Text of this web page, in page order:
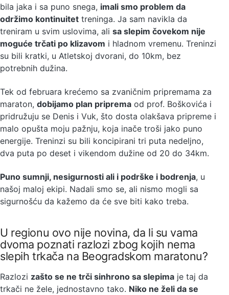
bila jaka i sa puno snega, imali smo problem da
održimo kontinuitet treninga. Ja sam navikla da
treniram u svim uslovima, ali sa slepim čovekom nije
moguće trčati po klizavom i hladnom vremenu. Treninzi
su bili kratki, u Atletskoj dvorani, do 10km, bez
potrebnih dužina.
Tek od februara krećemo sa zvaničnim pripremama za
maraton, dobijamo plan priprema od prof. Boškovića i
pridružuju se Denis i Vuk, što dosta olakšava pripreme i
malo opušta moju pažnju, koja inače troši jako puno
energije. Treninzi su bili koncipirani tri puta nedeljno,
dva puta po deset i vikendom dužine od 20 do 34km.
Puno sumnji, nesigurnosti ali i podrške i bodrenja, u
našoj maloj ekipi. Nadali smo se, ali nismo mogli sa
sigurnošću da kažemo da će sve biti kako treba.
U regionu ovo nije novina, da li su vama
dvoma poznati razlozi zbog kojih nema
slepih trkača na Beogradskom maratonu?
Razlozi zašto se ne trči sinhrono sa slepima je taj da
trkači ne žele, jednostavno tako. Niko ne želi da se